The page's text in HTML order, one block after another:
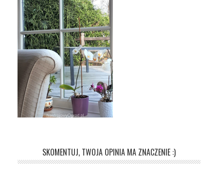
SKOMENTUJ, TWOJA OPINIA MA ZNACZENIE :)